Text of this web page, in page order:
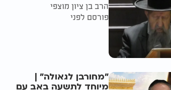
הרב בן ציון מוצפי
פורסם לפני
"מחורבן לגאולה" |
מיוחד לתשעה באב עם